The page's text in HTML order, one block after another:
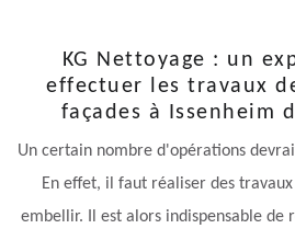
KG Nettoyage : un
effectuer les travaux
façades à Issenheim
Un certain nombre d'opérations
En effet, il faut réaliser des
embellir. Il est alors indispensable de